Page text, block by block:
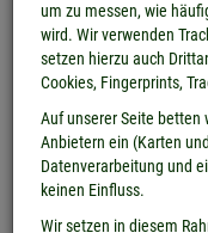
um zu messen, wie
wird. Wir verwenden
setzen hierzu auch
Cookies, Fingerprints,
Auf unserer Seite betten
Anbietern ein (Karten
Datenverarbeitung und
keinen Einfluss.
Wir setzen in diesem